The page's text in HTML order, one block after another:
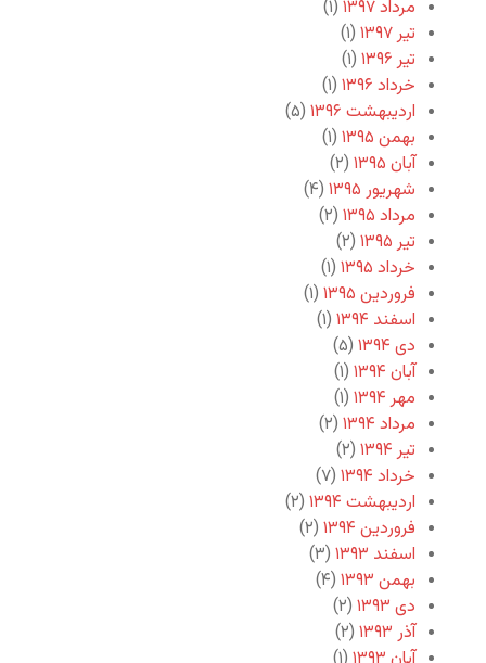
مرداد ۱۳۹۷
(۱)
تیر ۱۳۹۷
(۱)
تیر ۱۳۹۶
(۱)
خرداد ۱۳۹۶
(۱)
اردیبهشت ۱۳۹۶
(۵)
بهمن ۱۳۹۵
(۱)
آبان ۱۳۹۵
(۲)
شهریور ۱۳۹۵
(۴)
مرداد ۱۳۹۵
(۲)
تیر ۱۳۹۵
(۲)
خرداد ۱۳۹۵
(۱)
فروردین ۱۳۹۵
(۱)
اسفند ۱۳۹۴
(۱)
دی ۱۳۹۴
(۵)
آبان ۱۳۹۴
(۱)
مهر ۱۳۹۴
(۱)
مرداد ۱۳۹۴
(۲)
تیر ۱۳۹۴
(۲)
خرداد ۱۳۹۴
(۷)
اردیبهشت ۱۳۹۴
(۲)
فروردین ۱۳۹۴
(۲)
اسفند ۱۳۹۳
(۳)
بهمن ۱۳۹۳
(۴)
دی ۱۳۹۳
(۲)
آذر ۱۳۹۳
(۲)